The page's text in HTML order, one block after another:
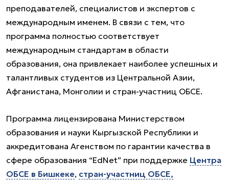
преподавателей, специалистов и экспертов с
международным именем. В связи с тем, что
программа полностью соответствует
международным стандартам в области
образования, она привлекает наиболее успешных и
талантливых студентов из Центральной Азии,
Афганистана, Монголии и стран-участниц ОБСЕ.
Программа лицензирована Министерством
образования и науки Кыргызской Республики и
аккредитована Агенством по гарантии качества в
сфере образования “EdNet” при поддержке Центра
ОБСЕ в Бишкеке, стран-участниц ОБСЕ,